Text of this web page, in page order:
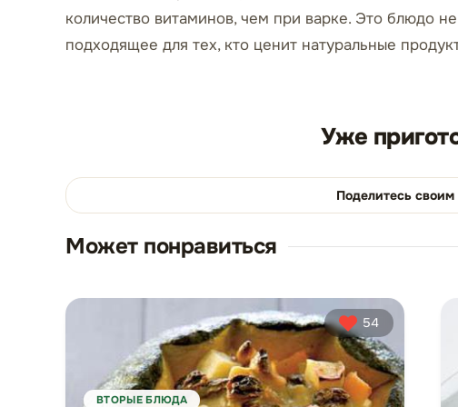
количество витаминов, чем при варке. Это блюдо
подходящее для тех, кто ценит натуральные
Уже
Поделитесь
Может понравиться
54
ВТОРЫЕ БЛЮДА